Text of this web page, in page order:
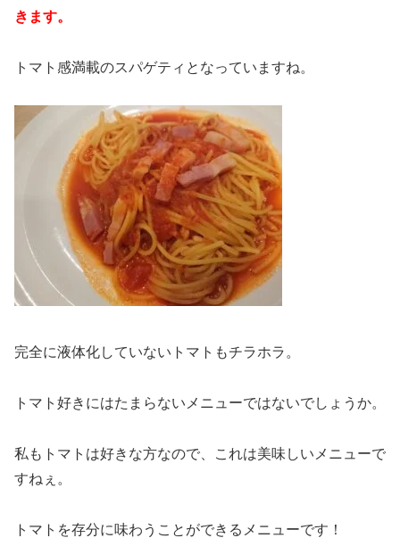
きます。
トマト感満載のスパゲティとなっていますね。
完全に液体化していないトマトもチラホラ。
トマト好きにはたまらないメニューではないでしょうか。
私もトマトは好きな方なので、これは美味しいメニューで
すねぇ。
トマトを存分に味わうことができるメニューです！